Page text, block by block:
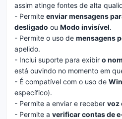
assim atinge fontes de alta
- Permite enviar mensagens
desligado ou Modo invisível.
- Permite o uso de mensagens
apelido.
- Inclui suporte para exibir o
está ouvindo no momento em
- É compatível com o uso de
específico).
- Permite a enviar e receber voz
- Permite a verificar contas de